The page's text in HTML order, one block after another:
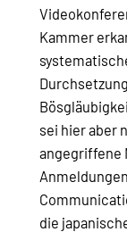
Kammer
sei hier aber
angegriffene
die